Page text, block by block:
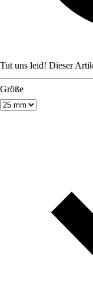
Tut uns leid! Dieser
Größe